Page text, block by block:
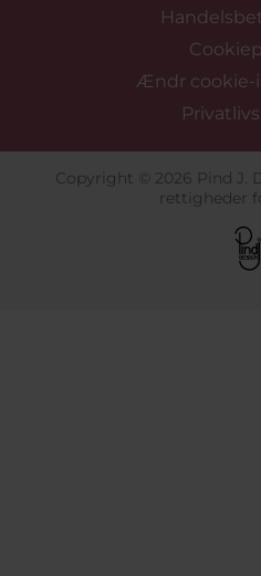
Ændr cookie-
Copyright © 2026 Pind J.
rettigheder